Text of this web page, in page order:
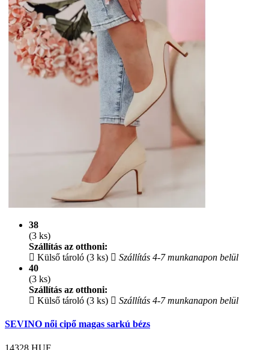
38
(3 ks)
Szállítás az otthoni:
Külső tároló (3 ks)
Szállítás 4-7 munkanapon belül
40
(3 ks)
Szállítás az otthoni:
Külső tároló (3 ks)
Szállítás 4-7 munkanapon belül
SEVINO női cipő magas sarkú bézs
14328 HUF